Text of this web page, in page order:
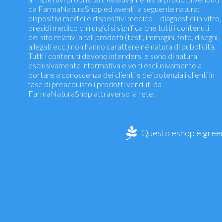
da FarmaNaturaShop ed aventi la seguente natura:
dispositivi medici e dispositivi medico – diagnostici in vitro,
presidi medico chirurgici si significa che tutti i contenuti
del sito relativi a tali prodotti (testi, immagini, foto, disegni,
allegati ecc.) non hanno carattere né natura di pubblicità.
Tutti i contenuti devono intendersi e sono di natura
esclusivamente informativa e volti esclusivamente a
portare a conoscenza dei clienti e dei potenziali clienti in
fase di preacquisto i prodotti venduti da
FarmaNaturaShop attraverso la rete.
Questo eshop è